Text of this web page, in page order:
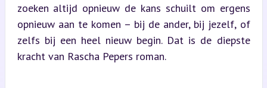
zoeken altijd opnieuw de kans schuilt om ergens
opnieuw aan te komen – bij de ander, bij jezelf, of
zelfs bij een heel nieuw begin. Dat is de diepste
kracht van Rascha Pepers roman.